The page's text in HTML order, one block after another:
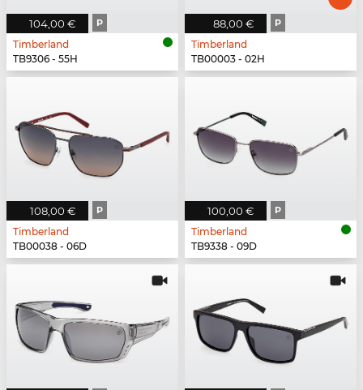
104,00 € P
Timberland
TB9306 - 55H
88,00 € P
Timberland
TB00003 - 02H
108,00 € P
Timberland
TB00038 - 06D
100,00 € P
Timberland
TB9338 - 09D